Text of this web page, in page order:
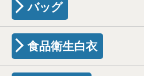
バッグ
食品衛生白衣